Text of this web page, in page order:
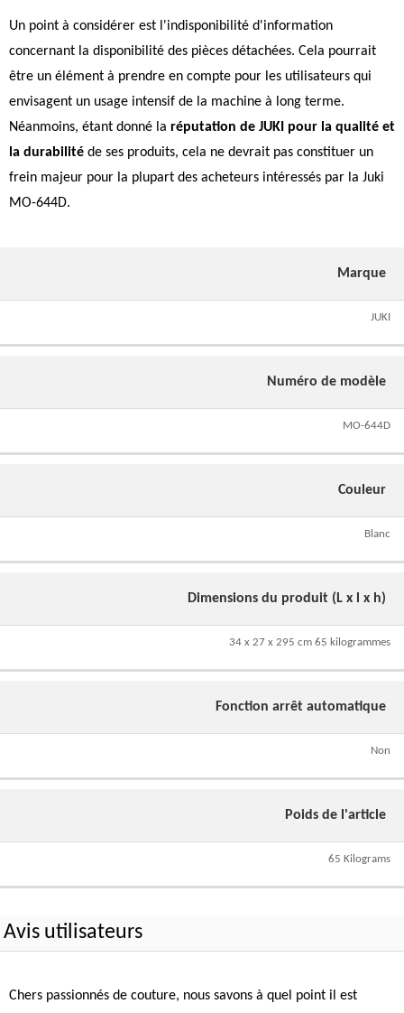
Un point à considérer est l'indisponibilité d'information
concernant la disponibilité des pièces détachées. Cela pourrait
être un élément à prendre en compte pour les utilisateurs qui
envisagent un usage intensif de la machine à long terme.
Néanmoins, étant donné la réputation de JUKI pour la qualité et
la durabilité de ses produits, cela ne devrait pas constituer un
frein majeur pour la plupart des acheteurs intéressés par la Juki
MO-644D.
Marque
JUKI
Numéro de modèle
MO-644D
Couleur
Blanc
Dimensions du produit (L x l x h)
34 x 27 x 295 cm 65 kilogrammes
Fonction arrêt automatique
Non
Poids de l'article
65 Kilograms
Avis utilisateurs
Chers passionnés de couture, nous savons à quel point il est